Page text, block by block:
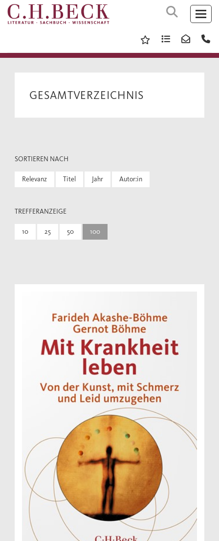
GESAMTVERZEICHNIS
SORTIEREN NACH
Relevanz Titel Jahr Autor:in
TREFFERANZEIGE
10 25 50 100